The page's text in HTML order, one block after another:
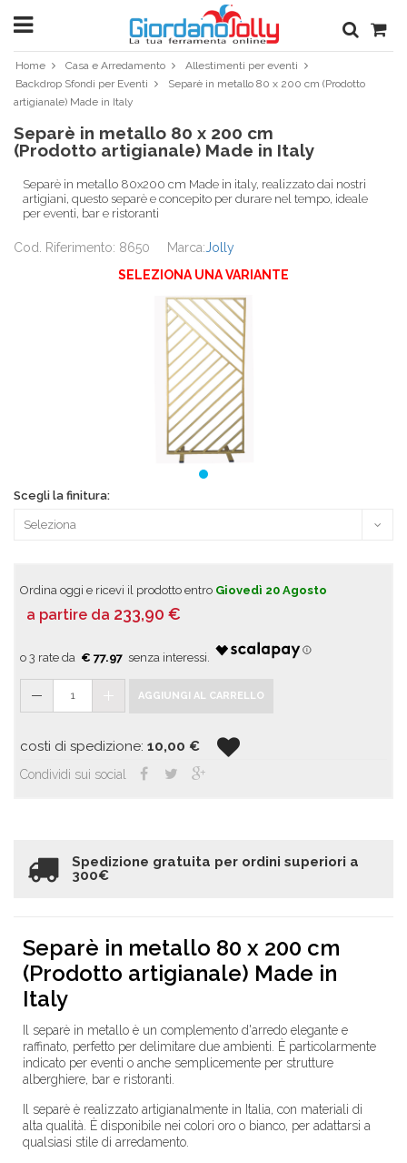
Home Casa e Arredamento
Allestimenti per eventi
Backdrop Sfondi per Eventi
Separè in metallo 80 x 200 cm (Prodotto
artigianale) Made in Italy
Separè in metallo 80 x 200 cm
(Prodotto artigianale) Made in Italy
Separè in metallo 80x200 cm Made in italy, realizzato dai nostri
artigiani, questo separè e concepito per durare nel tempo, ideale
per eventi, bar e ristoranti
Cod. Riferimento: 8650 Marca:Jolly
SELEZIONA UNA VARIANTE
Scegli la finitura:
Ordina oggi e ricevi il prodotto entro Giovedì 20 Agosto
a partire da 233,90 €
€ 77.97
1 AGGIUNGI AL CARRELLO
costi di spedizione: 10,00 €
Condividi sui social
Spedizione gratuita per ordini superiori a
300€
Separè in metallo 80 x 200 cm
(Prodotto artigianale) Made in
Italy
Il separè in metallo è un complemento d'arredo elegante e
raffinato, perfetto per delimitare due ambienti. È particolarmente
indicato per eventi o anche semplicemente per strutture
alberghiere, bar e ristoranti.
Il separè è realizzato artigianalmente in Italia, con materiali di
alta qualità. È disponibile nei colori oro o bianco, per adattarsi a
qualsiasi stile di arredamento.